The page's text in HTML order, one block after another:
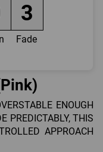
3
Fade
ENOUGH
PREDICTABLY, THIS
APPROACH